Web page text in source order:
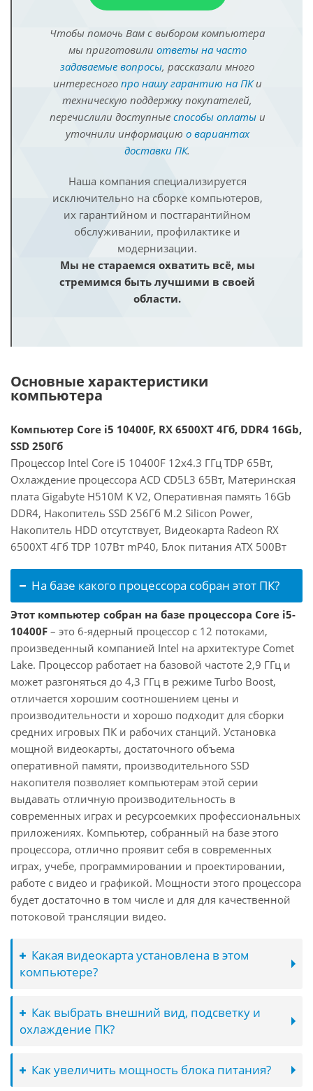
Чтобы помочь Вам с выбором компьютера
мы приготовили ответы на часто
задаваемые вопросы, рассказали много
интересного про нашу гарантию на ПКи
техническую поддержку покупателей,
перечислили доступные способы оплатыи
уточнили информацию о вариантах
доставки ПК.
Наша компания специализируется
исключительно на сборке компьютеров,
их гарантийном и постгарантийном
обслуживании, профилактике и
модернизации.
Мы не стараемся охватить всё, мы
стремимся быть лучшими в своей
области.
Основные характеристики
компьютера
Компьютер Core i5 10400F, RX 6500XT 4Гб, DDR4 16Gb,
SSD 250Гб
Процессор Intel Core i5 10400F 12x4.3 ГГц TDP 65Вт,
Охлаждение процессора ACD CD5L3 65Вт, Материнская
плата Gigabyte H510M K V2, Оперативная память 16Gb
DDR4, Накопитель SSD 256Гб M.2 Silicon Power,
Накопитель HDD отсутствует, Видеокарта Radeon RX
6500XT 4Гб TDP 107Вт mP40, Блок питания ATX 500Вт
На базе какого процессора собран этот ПК?
Этот компьютер собран на базе процессора Core i5-
10400F – это 6-ядерный процессор с 12 потоками,
произведенный компанией Intel на архитектуре Comet
Lake. Процессор работает на базовой частоте 2,9 ГГц и
может разгоняться до 4,3 ГГц в режиме Turbo Boost,
отличается хорошим соотношением цены и
производительности и хорошо подходит для сборки
средних игровых ПК и рабочих станций. Установка
мощной видеокарты, достаточного объема
оперативной памяти, производительного SSD
накопителя позволяет компьютерам этой серии
выдавать отличную производительность в
современных играх и ресурсоемких профессиональных
приложениях. Компьютер, собранный на базе этого
процессора, отлично проявит себя в современных
играх, учебе, программировании и проектировании,
работе с видео и графикой. Мощности этого процессора
будет достаточно в том числе и для для качественной
потоковой трансляции видео.
Какая видеокарта установлена в этом
компьютере?
Как выбрать внешний вид, подсветку и
охлаждение ПК?
Как увеличить мощность блока питания?